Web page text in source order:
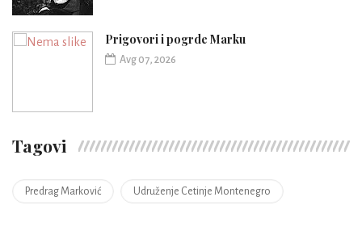
Prigovori i pogrde Marku
Avg 07, 2026
Tagovi
Predrag Marković Udruženje Cetinje Montenegro